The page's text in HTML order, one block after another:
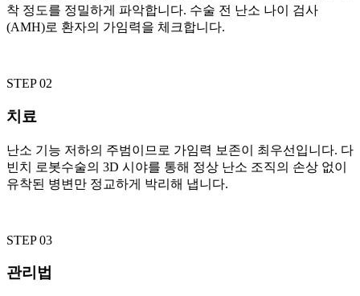
착 정도를 정밀하게 파악합니다. 수술 전 난소 나이 검사
(AMH)로 환자의 가임력을 체크합니다.
STEP 02
치료
난소 기능 저하의 주범이므로 가임력 보존이 최우선입니다. 다
빈치 로봇수술의 3D 시야를 통해 정상 난소 조직의 손상 없이
유착된 병변만 정교하게 박리해 냅니다.
STEP 03
관리법